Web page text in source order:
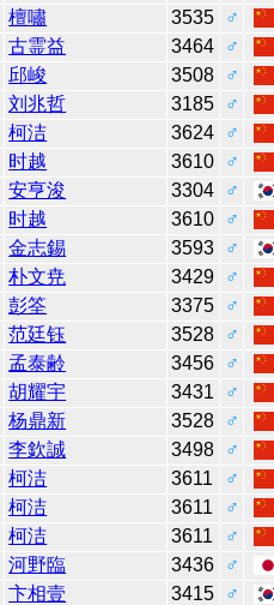
檀嘯 3535
♂
古霊益 3464
♂
邱峻 3508
♂
刘兆哲 3185
♂
柯洁 3624
♂
时越 3610
♂
安亨浚 3304
♂
时越 3610
♂
金志錫 3593
♂
朴文尭 3429
♂
彭筌 3375
♂
范廷钰 3528
♂
孟泰齢 3456
♂
胡耀宇 3431
♂
杨鼎新 3528
♂
李欽誠 3498
♂
柯洁 3611
♂
柯洁 3611
♂
柯洁 3611
♂
河野臨 3436
♂
卞相壹 3415
♂